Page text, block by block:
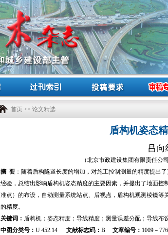
首页 >> 论文精选
盾构机姿态
吕向
（北京市政建设集团有限责任公
摘 要 ：随着盾构隧道长度的增加，对施工控制测量的精度提出
经验，总结出影响盾构机姿态精度的主要因素，并提出了地面
准点）的布设，自动测量系统站点、后视点，盾构机观测棱镜
的精度。
关键词： 盾构机；姿态精度；导线精度；测量误差分配；导线布
中图分类号： U 452.14 文献标志码： B 文章编号： 1009－